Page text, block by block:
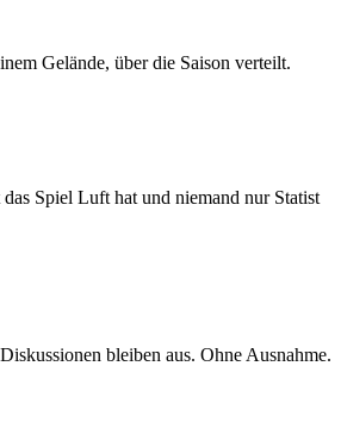
Gelände, über die Saison verteilt.
Spiel Luft hat und niemand nur Statist
bleiben aus. Ohne Ausnahme.